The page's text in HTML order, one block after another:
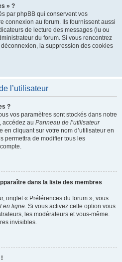
» ?
par phpBB qui conservent vos
connexion au forum. Ils fournissent aussi
de lecture des messages (lu ou
du forum. Si vous rencontrez
la suppression des cookies
l’utilisateur
?
vos paramètres sont stockés dans notre
accédez au Panneau de l’utilisateur
cliquant sur votre nom d’utilisateur en
permettra de modifier tous les
dans la liste des membres
onglet « Préférences du forum », vous
en ligne. Si vous activez cette option vous
les modérateurs et vous-même.
invisibles.